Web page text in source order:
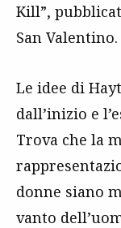
Kill”,
San Valentino.
Le idee di
dall’inizio e
Trova che la
donne siano
vanto